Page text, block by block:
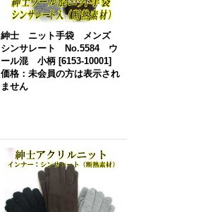
紳士 ニット手袋 メンズ
シンサレート No.5584 ウ
ール混 小柄 [6153-10001]
価格：未会員の方は表示され
ません